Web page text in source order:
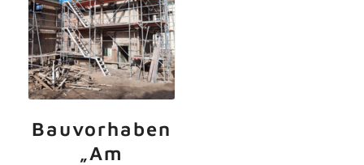
Bauvorhaben
„Am